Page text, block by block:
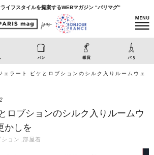
イフスタイルを提案するWEBマガジン “パリマグ”
ェラート ピケとロブションのシルク入りルームウェ
ロブションのシルク入りルームウ
かしを
ション 部屋着